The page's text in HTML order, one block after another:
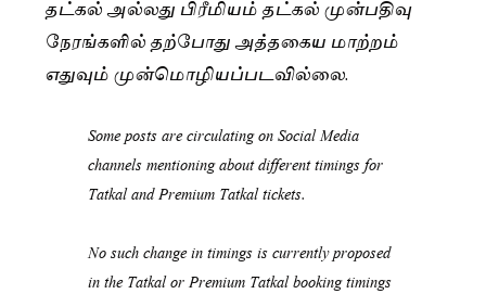
தட்கல் அல்லது பிரீமியம் தட்கல் முன்பதிவு
நேரங்களில் தற்போது அத்தகைய மாற்றம்
எதுவும் முன்மொழியப்படவில்லை.
Some posts are circulating on Social Media
channels mentioning about different timings for
Tatkal and Premium Tatkal tickets.
No such change in timings is currently proposed
in the Tatkal or Premium Tatkal booking timings